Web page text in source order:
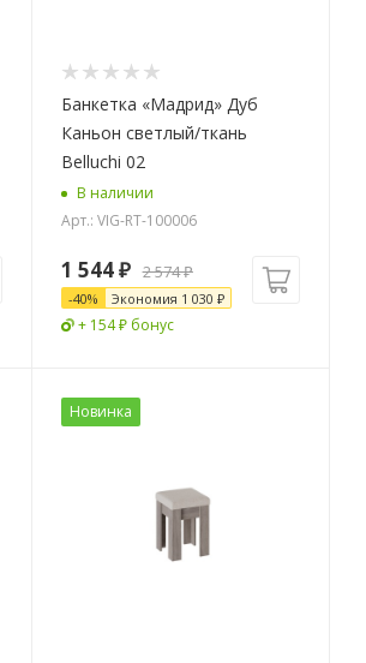
Банкетка «Мадрид» Дуб
Каньон светлый/ткань
Belluchi 02
В наличии
Арт.: VIG-RT-100006
1 544₽ 2 574₽
-40% Экономия 1 030 ₽
+ 154 ₽ бонус
Новинка